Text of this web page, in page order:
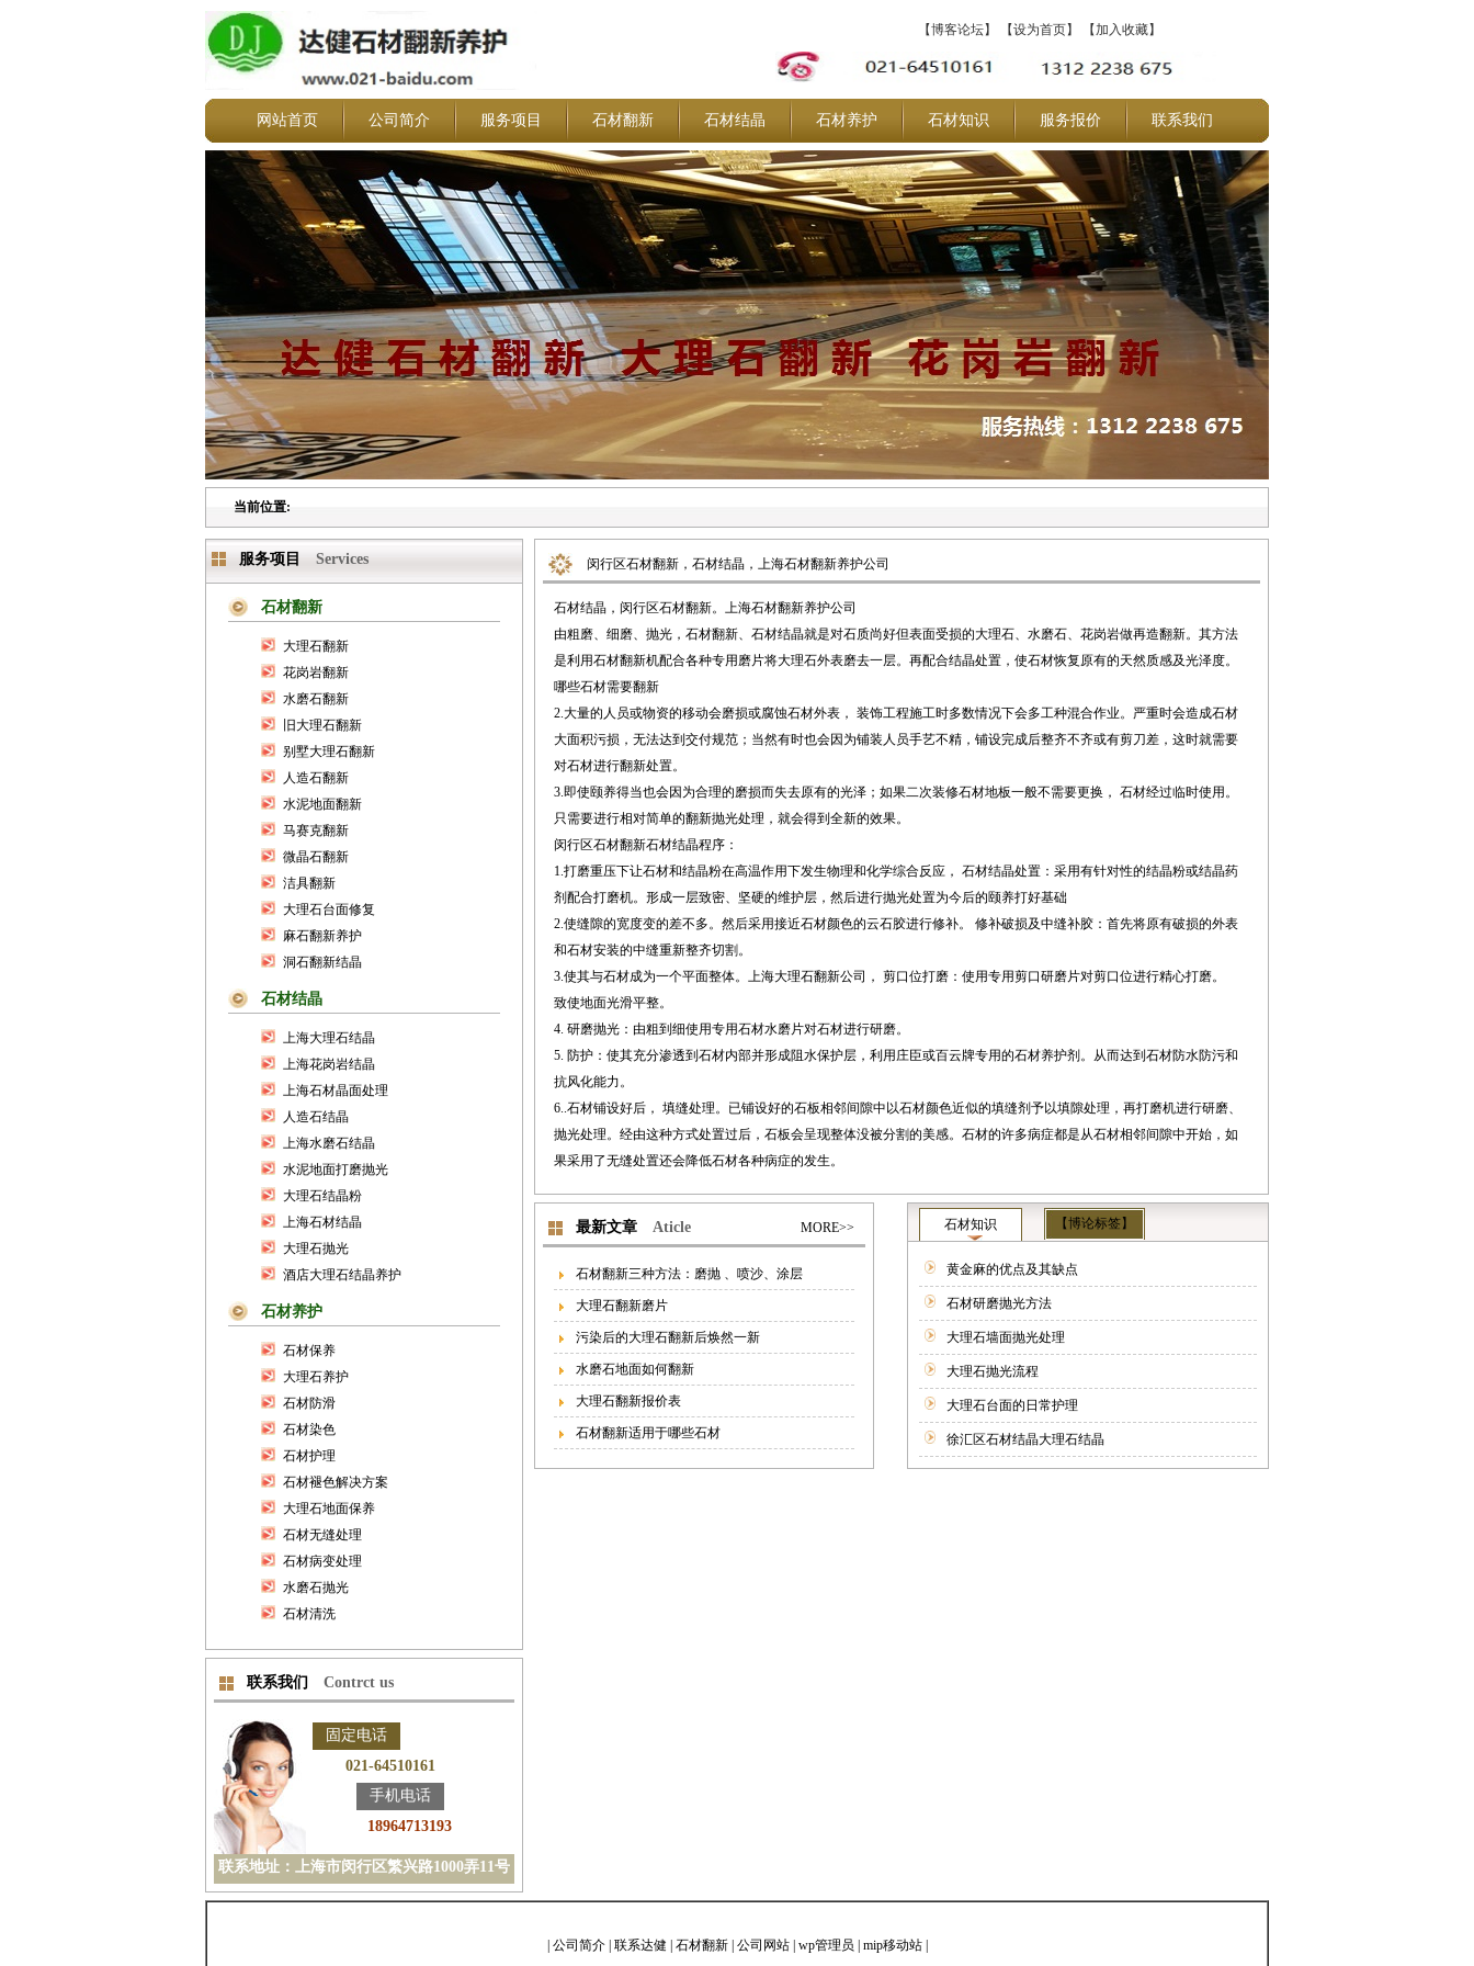
【博客论坛】 【设为首页】 【加入收藏】
网站首页 公司简介 服务项目 石材翻新 石材结晶 石材养护 石材知识 服务报价 联系我们
当前位置:
服务项目 Services
石材翻新
大理石翻新
花岗岩翻新
水磨石翻新
旧大理石翻新
别墅大理石翻新
人造石翻新
水泥地面翻新
马赛克翻新
微晶石翻新
洁具翻新
大理石台面修复
麻石翻新养护
洞石翻新结晶
石材结晶
上海大理石结晶
上海花岗岩结晶
上海石材晶面处理
人造石结晶
上海水磨石结晶
水泥地面打磨抛光
大理石结晶粉
上海石材结晶
大理石抛光
酒店大理石结晶养护
石材养护
石材保养
大理石养护
石材防滑
石材染色
石材护理
石材褪色解决方案
大理石地面保养
石材无缝处理
石材病变处理
水磨石抛光
石材清洗
联系我们 Contrct us
固定电话
021-64510161
手机电话
18964713193
联系地址：上海市闵行区繁兴路1000弄11号
闵行区石材翻新，石材结晶，上海石材翻新养护公司
石材结晶，闵行区石材翻新。上海石材翻新养护公司
由粗磨、细磨、抛光，石材翻新、石材结晶就是对石质尚好但表面受损的大理石、水磨石、花岗岩做再造翻新。其方法
是利用石材翻新机配合各种专用磨片将大理石外表磨去一层。再配合结晶处置，使石材恢复原有的天然质感及光泽度。
哪些石材需要翻新
2.大量的人员或物资的移动会磨损或腐蚀石材外表， 装饰工程施工时多数情况下会多工种混合作业。严重时会造成石材
大面积污损，无法达到交付规范；当然有时也会因为铺装人员手艺不精，铺设完成后整齐不齐或有剪刀差，这时就需要
对石材进行翻新处置。
3.即使颐养得当也会因为合理的磨损而失去原有的光泽；如果二次装修石材地板一般不需要更换， 石材经过临时使用。
只需要进行相对简单的翻新抛光处理，就会得到全新的效果。
闵行区石材翻新石材结晶程序：
1.打磨重压下让石材和结晶粉在高温作用下发生物理和化学综合反应， 石材结晶处置：采用有针对性的结晶粉或结晶药
剂配合打磨机。形成一层致密、坚硬的维护层，然后进行抛光处置为今后的颐养打好基础
2.使缝隙的宽度变的差不多。然后采用接近石材颜色的云石胶进行修补。 修补破损及中缝补胶：首先将原有破损的外表
和石材安装的中缝重新整齐切割。
3.使其与石材成为一个平面整体。上海大理石翻新公司， 剪口位打磨：使用专用剪口研磨片对剪口位进行精心打磨。
致使地面光滑平整。
4. 研磨抛光：由粗到细使用专用石材水磨片对石材进行研磨。
5. 防护：使其充分渗透到石材内部并形成阻水保护层，利用庄臣或百云牌专用的石材养护剂。从而达到石材防水防污和
抗风化能力。
6..石材铺设好后， 填缝处理。已铺设好的石板相邻间隙中以石材颜色近似的填缝剂予以填隙处理，再打磨机进行研磨、
抛光处理。经由这种方式处置过后，石板会呈现整体没被分割的美感。石材的许多病症都是从石材相邻间隙中开始，如
果采用了无缝处置还会降低石材各种病症的发生。
MORE>>
最新文章 Aticle
石材翻新三种方法：磨抛 、喷沙、涂层
大理石翻新磨片
污染后的大理石翻新后焕然一新
水磨石地面如何翻新
大理石翻新报价表
石材翻新适用于哪些石材
石材知识 【博论标签】
黄金麻的优点及其缺点
石材研磨抛光方法
大理石墙面抛光处理
大理石抛光流程
大理石台面的日常护理
徐汇区石材结晶大理石结晶
公司简介| 联系达健 石材翻新| 公司网站| wp管理员 mip移动站|